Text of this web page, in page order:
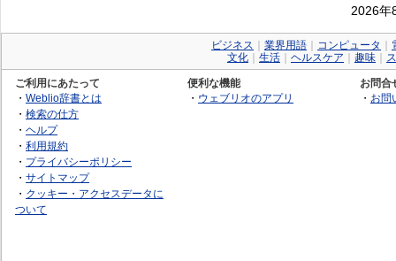
2026年
ビジネス 業界用語 コンピュータ
文化
生活 ヘルスケア 趣味
ご利用にあたって
・ Weblio辞書とは
・ 検索の仕方
・ ヘルプ
・ 利用規約
・ プライバシーポリシー
・ サイトマップ
・ クッキー・アクセスデータに
ついて
便利な機能
・ ウェブリオのアプリ
お問合
・ お問